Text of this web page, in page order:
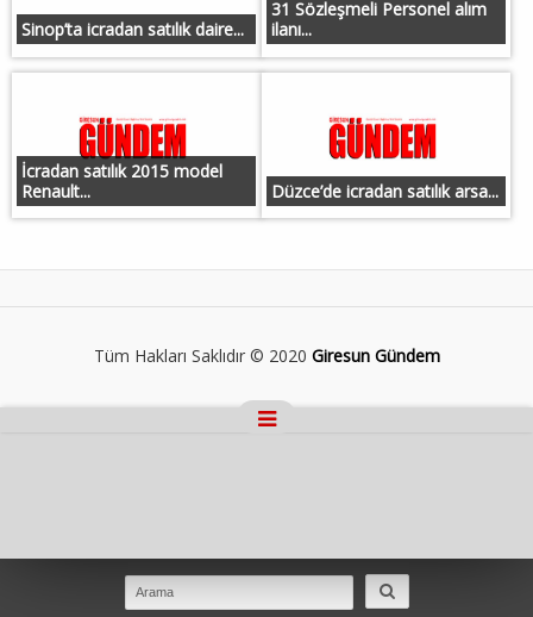
Sinop’ta icradan satılık daire...
31 Sözleşmeli Personel alım
ilanı...
İcradan satılık 2015 model
Renault...
Düzce’de icradan satılık arsa...
Tüm Hakları Saklıdır © 2020 Giresun Gündem